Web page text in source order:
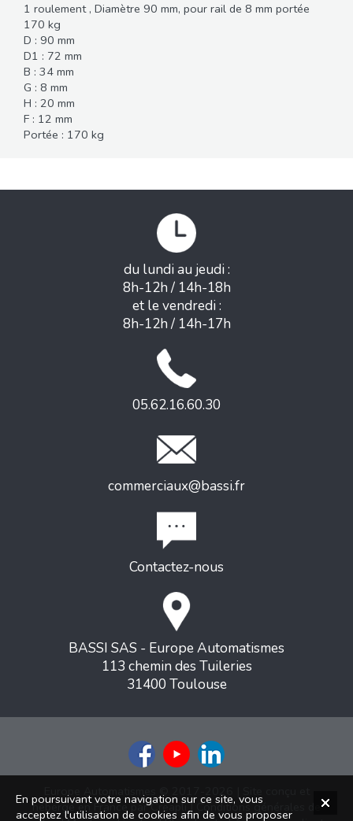
1 roulement , Diamètre 90 mm, pour rail de 8 mm portée
170 kg
D : 90 mm
D1 : 72 mm
B : 34 mm
G : 8 mm
H : 20 mm
F : 12 mm
Portée : 170 kg
du lundi au jeudi :
8h-12h / 14h-18h
et le vendredi :
8h-12h / 14h-17h
05.62.16.60.30
commerciaux@bassi.fr
Contactez-nous
BASSI SAS - Europe Automatismes
113 chemin des Tuileries
31400 Toulouse
Europe Automatismes © 2017-2026 | Site conçu et
hébergé en France parCreapli| Conditions générales de
En poursuivant votre navigation sur ce site, vous
acceptez l'utilisation de cookies afin de vous proposer